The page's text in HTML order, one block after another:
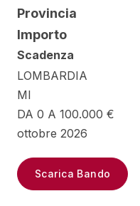
Provincia
Importo
Scadenza
LOMBARDIA
MI
DA 0 A 100.000 €
ottobre 2026
Scarica Bando